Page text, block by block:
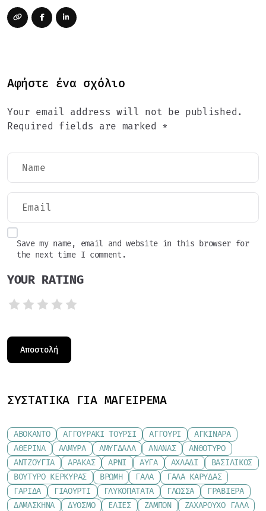
Αφήστε ένα σχόλιο
Your email address will not be published.
Required fields are marked *
Save my name, email and website in this browser for
the next time I comment.
YOUR RATING
ΣΥΣΤΑΤΙΚΆ ΓΙΑ ΜΑΓΕΊΡΕΜΑ
ΑΒΟΚΆΝΤΟ ΑΓΓΟΥΡΆΚΙ ΤΟΥΡΣΊ ΑΓΓΟΎΡΙ
ΑΓΚΙΝΆΡΑ
ΑΘΕΡΊΝΑ
ΑΛΜΎΡΑ ΑΜΎΓΔΑΛΑ ΑΝΑΝΆΣ
ΑΝΘΌΤΥΡΟ
ΑΝΤΖΟΎΓΙΑ
ΑΡΑΚΆΣ ΑΡΝΊ ΑΥΓΆ ΑΧΛΆΔΙ
ΒΑΣΙΛΙΚΌΣ
ΒΟΎΤΥΡΟ ΚΕΡΚΎΡΑΣ
ΒΡΏΜΗ ΓΆΛΑ
ΓΆΛΑ ΚΑΡΎΔΑΣ
ΓΑΡΊΔΑ
ΓΙΑΟΎΡΤΙ ΓΛΥΚΟΠΑΤΆΤΑ ΓΛΏΣΣΑ
ΓΡΑΒΙΈΡΑ
ΔΑΜΆΣΚΗΝΑ
ΔΥΌΣΜΟ ΕΛΙΈΣ ΖΑΜΠΌΝ
ΖΑΧΑΡΟΎΧΟ ΓΆΛΑ